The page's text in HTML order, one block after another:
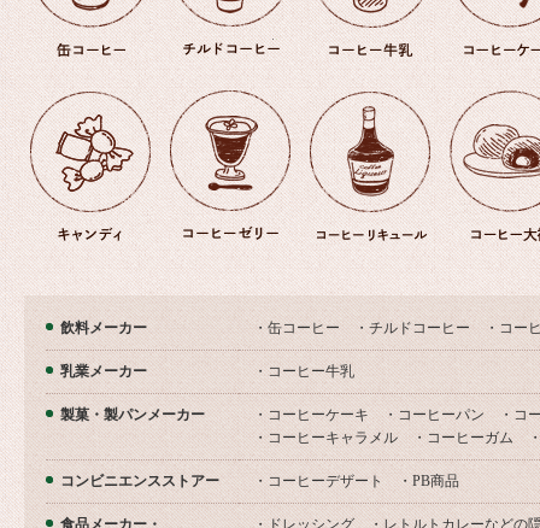
飲料メーカー ・缶コーヒー ・チルドコーヒー ・コー
乳業メーカー ・コーヒー牛乳
製菓・製パンメーカー
・コーヒーケーキ ・コーヒーパン ・コ
・コーヒーキャラメル ・コーヒーガム
コンビニエンスストアー ・コーヒーデザート ・PB商品
食品メーカー・
・ドレッシング ・レトルトカレーなどの